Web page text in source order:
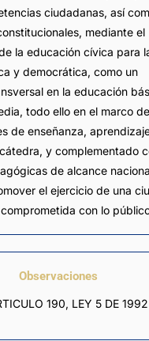
ciudadanas, así
mediante el
la educación cívica para
y democrática, como un
en la educación
todo ello en el marco
de enseñanza,
y complementado
de alcance
el ejercicio de una
con lo
Observaciones
190, LEY 5 DE 1992